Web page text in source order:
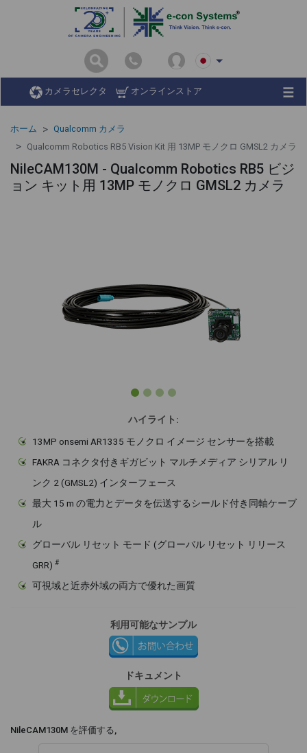
カメラセレクタ オンラインストア
ホーム
Qualcomm カメラ
Qualcomm Robotics RB5 Vision Kit 用 13MP モノクロ GMSL2 カメラ
NileCAM130M - Qualcomm Robotics RB5 ビジ
ョン キット用 13MP モノクロ GMSL2 カメラ
ハイライト:
13MP onsemi AR1335 モノクロ イメージ センサーを搭載
FAKRA コネクタ付きギガビット マルチメディア シリアル リ
ンク 2 (GMSL2) インターフェース
最大 15 m の電力とデータを伝送するシールド付き同軸ケーブ
ル
グローバル リセット モード (グローバル リセット リリース
GRR) #
可視域と近赤外域の両方で優れた画質
利用可能なサンプル
ドキュメント
NileCAM130M を評価する,